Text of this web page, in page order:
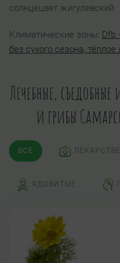
солнцецвет жигулевский.
Климатические зоны: Dfb
без сухого сезона, тёплое
Лечебные,
и грибы
ВСЕ
ЯДОВИТЫЕ